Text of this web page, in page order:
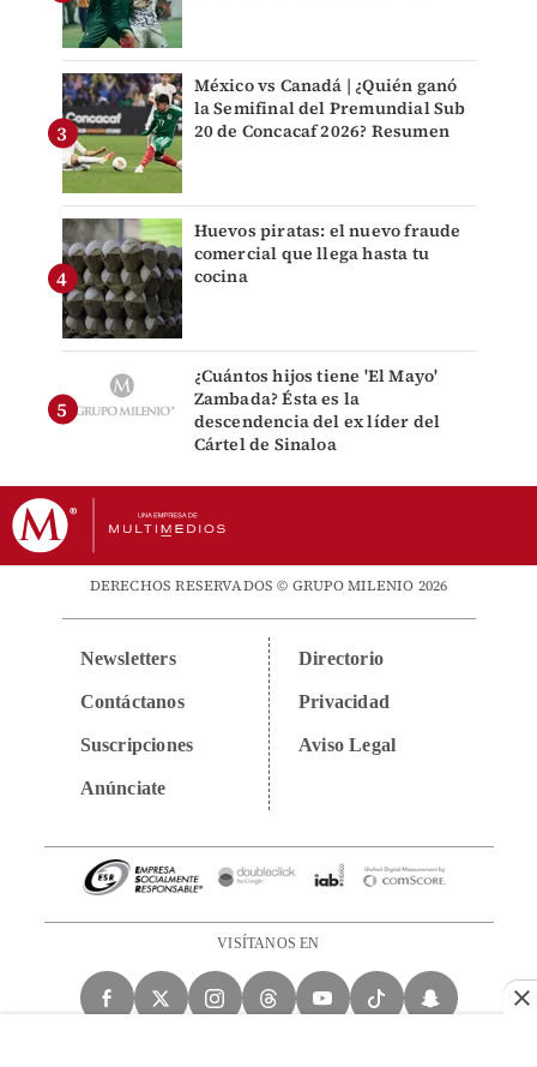
México vs Canadá | ¿Quién ganó
la Semifinal del Premundial Sub
20 de Concacaf 2026? Resumen
Huevos piratas: el nuevo fraude
comercial que llega hasta tu
cocina
¿Cuántos hijos tiene 'El Mayo'
Zambada? Ésta es la
descendencia del ex líder del
Cártel de Sinaloa
DERECHOS RESERVADOS © GRUPO MILENIO 2026
Newsletters
Contáctanos
Suscripciones
Anúnciate
Directorio
Privacidad
Aviso Legal
VISÍTANOS EN